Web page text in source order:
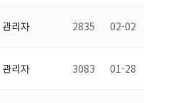
관리자 2835 02-02
관리자 3083 01-28